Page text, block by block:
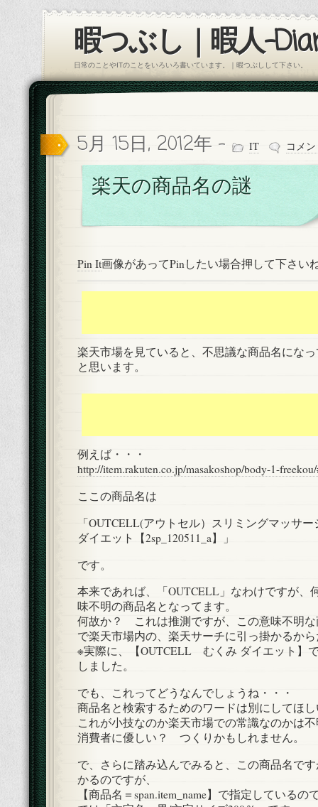
暇つぶし｜暇人-
日常のことやITのことをいろいろ書いています。｜暇つぶしして下さい。
5月 15日, 2012年 - IT コメ
楽天の商品名の謎
Pin It画像があってPinしたい場合押して下さい
楽天市場を見ていると、不思議な商品名にな
と思います。
例えば・・・
http://item.rakuten.co.jp/masakoshop/body-1-
ここの商品名は
「OUTCELL(アウトセル）スリミングマッサ
ダイエット【2sp_120511_a】」
です。
本来であれば、「OUTCELL」なわけですが、
味不明の商品名となってます。
何故か？ これは推測ですが、この意味不明
で楽天市場内の、楽天サーチに引っ掛かるか
※実際に、【OUTCELL むくみ ダイエット】
しました。
でも、これってどうなんでしょうね・・・
商品名と検索するためのワードは別にしてほ
これが小技なのか楽天市場での常識なのかは
消費者に優しい？ つくりかもしれません。
で、さらに踏み込んでみると、この商品名で
かるのですが、
【商品名＝span.item_name】で指定している